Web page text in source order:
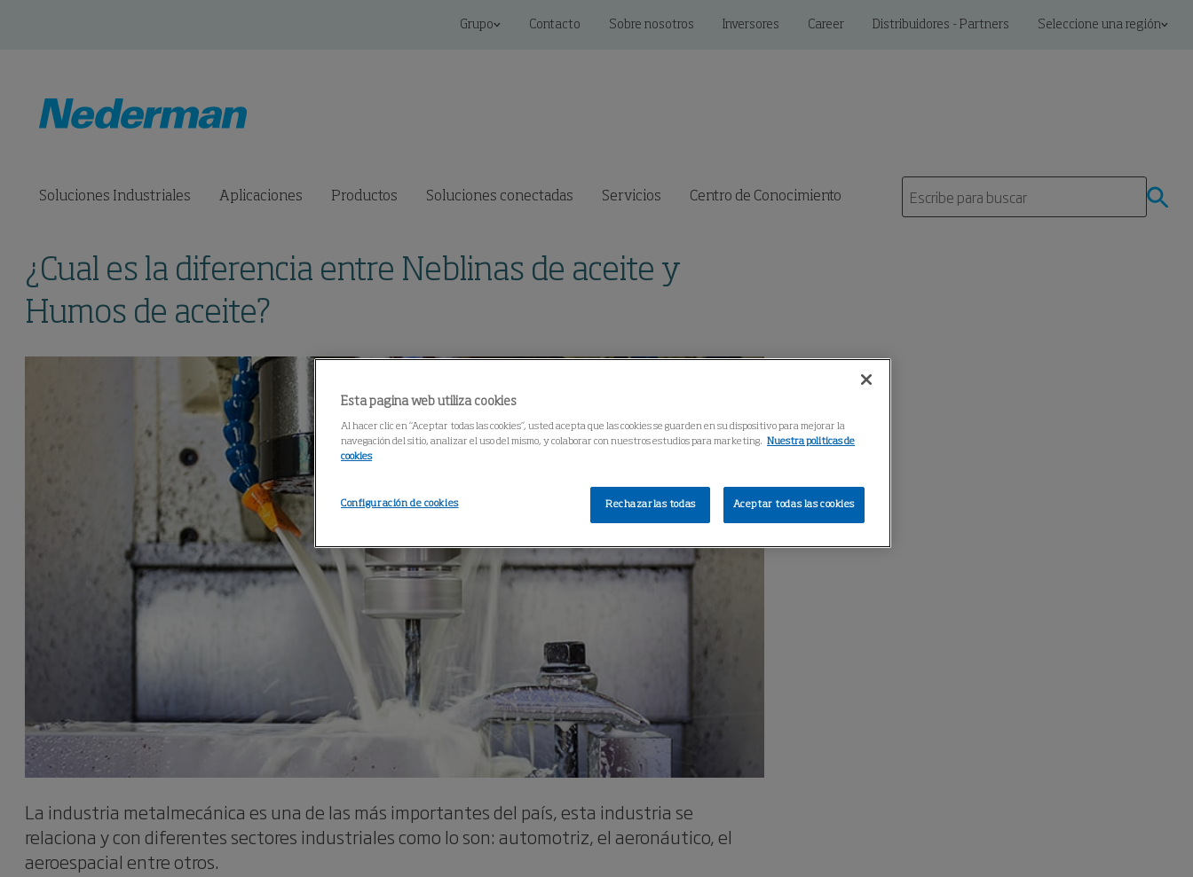
Grupo Contacto Sobre nosotros Inversores Career Distribuidores - Partners Seleccione una región
Soluciones Industriales Aplicaciones Productos Soluciones conectadas Servicios Centro de Conocimiento
¿Cual es la diferencia entre Neblinas de aceite y
Humos de aceite?
La industria metalmecánica es una de las más importantes del país, esta industria se
relaciona y con diferentes sectores industriales como lo son: automotriz, el aeronáutico, el
aeroespacial entre otros.
Esta pagina web utiliza cookies
Al hacer clic en “Aceptar todas las cookies”, usted acepta que las cookies se guarden en su dispositivo para mejorar la
navegación del sitio, analizar el uso del mismo, y colaborar con nuestros estudios para marketing. Nuestra politicas de
cookies
Rechazarlas todas Aceptar todas las cookies
Configuración de cookies